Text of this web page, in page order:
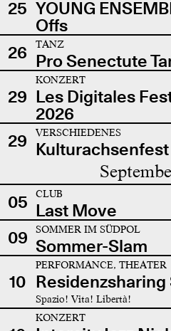
25 YOUNG
Offs
26
TANZ
Pro Senectute
29
KONZERT
Les Digitales
2026
29 VERSCHIEDENES
Kulturachsenfest
05 CLUB
Last Move
09
SOMMER IM SÜDPOL
Sommer-Slam
10
PERFORMANCE, THEATER
Residenzsharing
Spazio! Vita! Libertà!
KONZERT